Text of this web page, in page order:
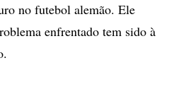
no futebol alemão. Ele
enfrentado tem sido à